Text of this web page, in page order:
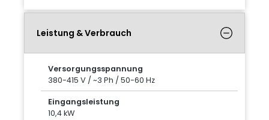
Leistung & Verbrauch
Versorgungsspannung
380-415 V / ~3 Ph / 50-60 Hz
Eingangsleistung
10,4 kW